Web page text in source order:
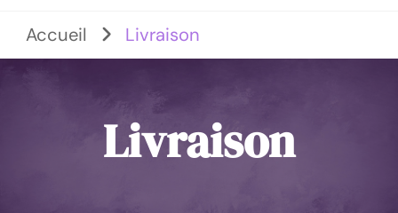
Votre panier est vide.
Accueil Livraison
Livraison